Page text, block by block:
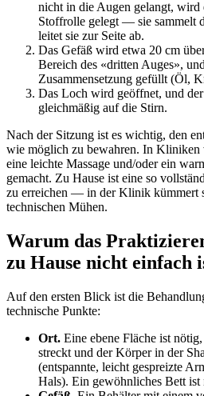
nicht in die Augen gelangt, wird
Stoffrolle gelegt — sie sammelt
leitet sie zur Seite ab.
Das Gefäß wird etwa 20 cm
Bereich des «dritten Auges»,
Zusammensetzung gefüllt (Öl,
Das Loch wird geöffnet, und
gleichmäßig auf die Stirn.
Nach der Sitzung ist es wichtig, den
wie möglich zu bewahren. In Kliniken
eine leichte Massage und/oder ein
gemacht. Zu Hause ist eine so
zu erreichen — in der Klinik kümmert
technischen Mühen.
Warum das
zu Hause nicht einfach
Auf den ersten Blick ist die
technische Punkte:
Ort. Eine ebene Fläche ist
streckt und der Körper in der
(entspannte, leicht gespreizte
Hals). Ein gewöhnliches Bett ist